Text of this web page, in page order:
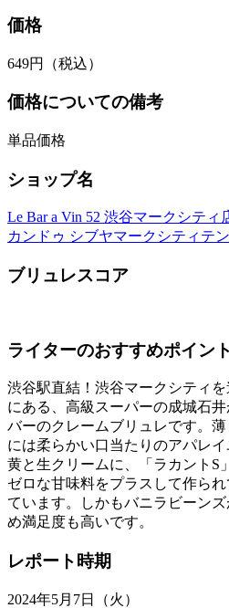
価格
649円（税込）
価格についての備考
単品価格
ショップ名
Le Bar a Vin 52 渋谷マークシテ
カンドゥ シブヤマークシティテン
ブリュレスコア
ライターのおすすめポイント
渋谷駅直結！渋谷マークシティ
にある、高級スーパーの成城石
バーのクレームブリュレです。
には柔らかい口当たりのアパレ
黄と生クリームに、「ラカントS
ゼロな甘味料をプラスして作ら
ています。しかもバニラビーン
め満足度も高いです。
レポート時期
2024年5月7日（火）